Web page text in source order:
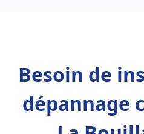
Besoin de
dépannage